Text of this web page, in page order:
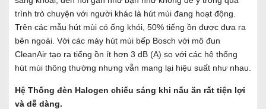
trình trò chuyện với người khác là hút mùi đang hoạt động.
Trên các mẫu hút mùi có ống khói, 50% tiếng ồn được đưa ra
bên ngoài. Với các máy hút mùi bếp Bosch với mô đun
CleanAir tạo ra tiếng ồn ít hơn 3 dB (A) so với các hệ thống
hút mùi thông thường nhưng vẫn mang lại hiệu suất như nhau.
Hệ Thống đèn Halogen chiếu sáng khi nấu ăn rất tiện lợi
và dễ dàng.